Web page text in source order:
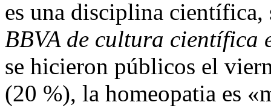
es una disciplina
BBVA de cultura científica
se hicieron públicos el
(20 %), la homeopatia es